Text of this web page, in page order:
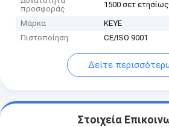
προσφοράς
1500 σετ ετησίως
Μάρκα
KEYE
Πιστοποίηση
CE/ISO 9001
Δείτε
Στοιχεία